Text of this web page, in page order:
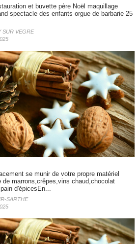
et buvette père Noël maquillage
spectacle des enfants orgue de barbarie 25
SUR VEGRE
se munir de votre propre matériel
de marrons,crêpes,vins chaud,chocolat
d'épicesEn...
SARTHE